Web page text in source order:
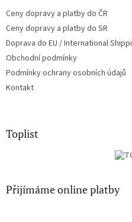
Ceny dopravy a platby do ČR
Ceny dopravy a platby do SR
Doprava do EU / International
Obchodní podmínky
Podmínky ochrany osobních údajů
Kontakt
Toplist
Přijímáme online platby